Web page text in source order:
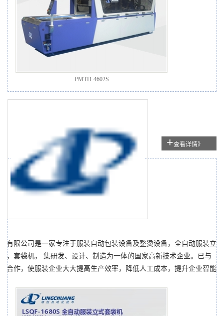
PMTD-4602S
有限公司是一家专注于服装自动包装设备及整烫设备，全自动服装立
，套袋机， 集研发、设计、制造为一体的国家高新技术企业。已与
合作，使服装企业大大提高生产效率，降低人工成本，提升企业智能
+查看详情》